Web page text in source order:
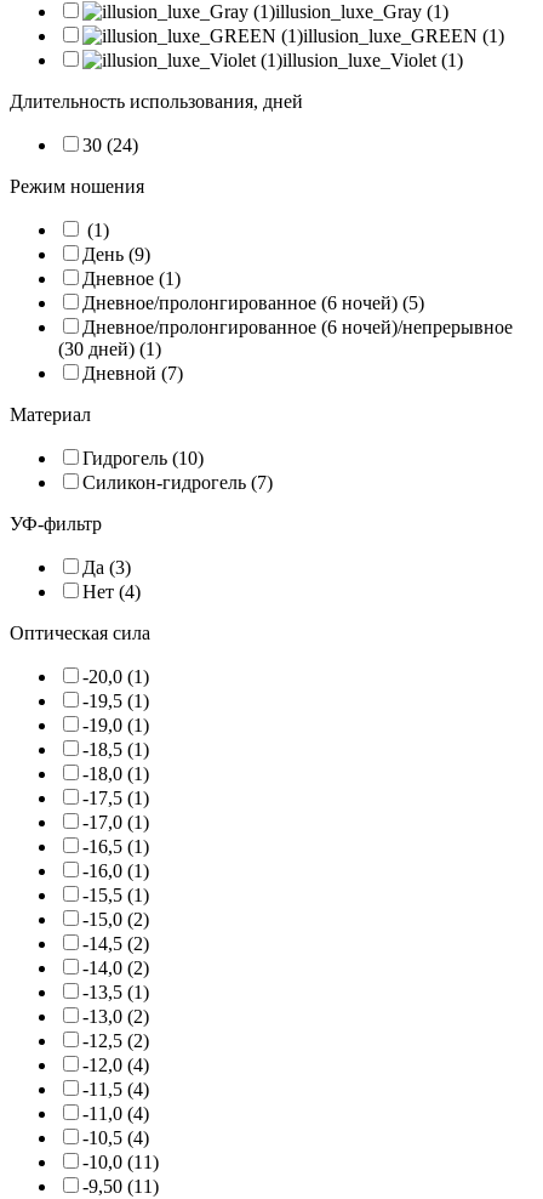
illusion_luxe_Gray (1)
illusion_luxe_GREEN (1)
illusion_luxe_Violet (1)
Длительность использования, дней
30 (24)
Режим ношения
(1)
День (9)
Дневное (1)
Дневное/пролонгированное (6 ночей) (5)
Дневное/пролонгированное (6 ночей)/непрерывное
(30 дней) (1)
Дневной (7)
Материал
Гидрогель (10)
Силикон-гидрогель (7)
УФ-фильтр
Да (3)
Нет (4)
Оптическая сила
-20,0 (1)
-19,5 (1)
-19,0 (1)
-18,5 (1)
-18,0 (1)
-17,5 (1)
-17,0 (1)
-16,5 (1)
-16,0 (1)
-15,5 (1)
-15,0 (2)
-14,5 (2)
-14,0 (2)
-13,5 (1)
-13,0 (2)
-12,5 (2)
-12,0 (4)
-11,5 (4)
-11,0 (4)
-10,5 (4)
-10,0 (11)
-9,50 (11)